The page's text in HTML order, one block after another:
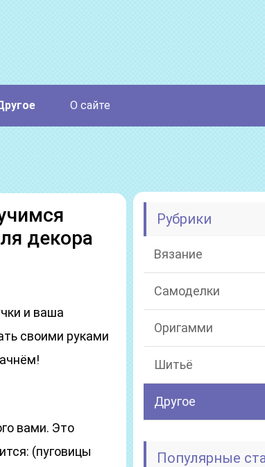
О сайте
декора
и ваша
своими руками
вами. Это
(пуговицы
Рубрики
Вязание
Самоделки
Оригамми
Шитьё
Другое
Популярные